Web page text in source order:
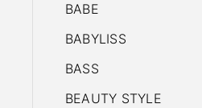
BABE
BABYLISS
BASS
BEAUTY STYLE